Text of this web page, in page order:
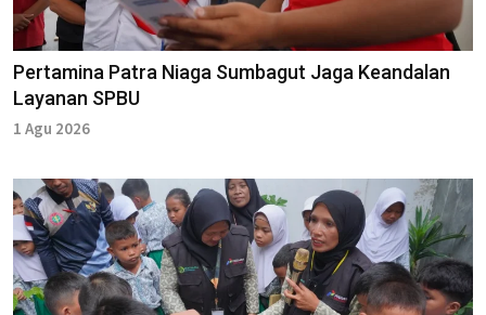
Pertamina Patra Niaga Sumbagut Jaga Keandalan
Layanan SPBU
1 Agu 2026